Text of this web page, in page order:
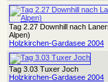
Tag 2.27 Downhill nach
Alpen)
Holzkirchen-Gardasee 2004
Tag 3.03 Tuxer Joch
Holzkirchen-Gardasee 2004